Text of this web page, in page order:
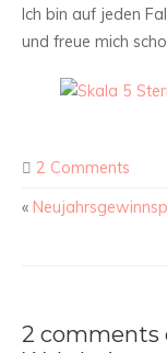
Ich bin auf jeden
und freue mich
2 Comments
«
2 comments